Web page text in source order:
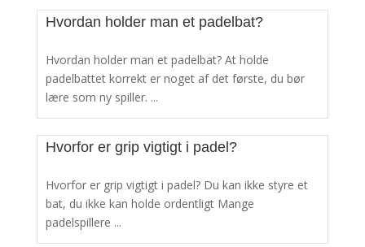
Hvordan holder man et padelbat?
Hvordan holder man et padelbat? At holde
padelbattet korrekt er noget af det første, du bør
lære som ny spiller. ...
Hvorfor er grip vigtigt i padel?
Hvorfor er grip vigtigt i padel? Du kan ikke styre et
bat, du ikke kan holde ordentligt Mange
padelspillere ...